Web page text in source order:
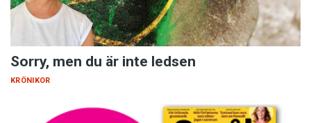
Sorry, men du är inte ledsen
KRÖNIKOR